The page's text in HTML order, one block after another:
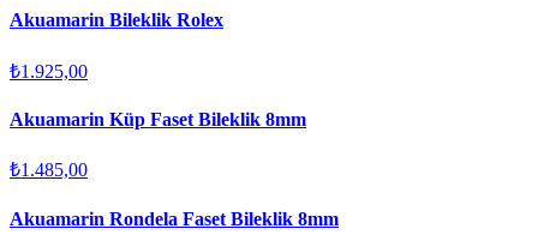
Akuamarin Bileklik Rolex
₺1.925,00
Akuamarin Küp Faset Bileklik 8mm
₺1.485,00
Akuamarin Rondela Faset Bileklik 8mm